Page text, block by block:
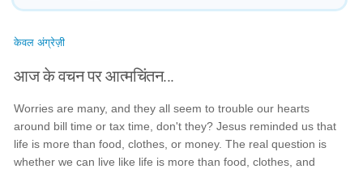
केवल अंग्रेज़ी
आज के वचन पर आत्मचिंतन...
Worries are many, and they all seem to trouble our hearts
around bill time or tax time, don't they? Jesus reminded us that
life is more than food, clothes, or money. The real question is
whether we can live like life is more than food, clothes, and